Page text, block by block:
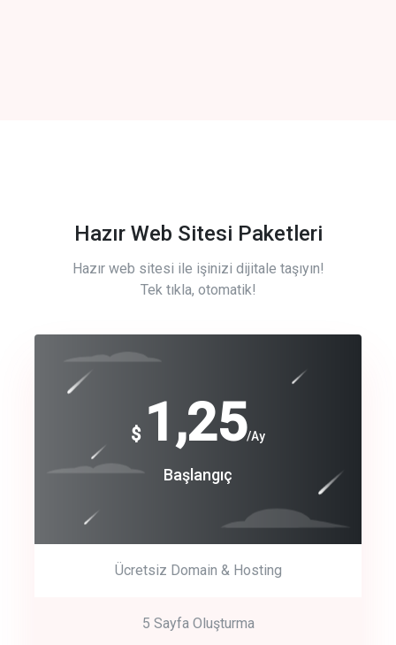
Hazır Web Sitesi Paketleri
Hazır web sitesi ile işinizi dijitale taşıyın!
Tek tıkla, otomatik!
$ 1,25/Ay
Başlangıç
Ücretsiz Domain & Hosting
5 Sayfa Oluşturma
Free
Basic